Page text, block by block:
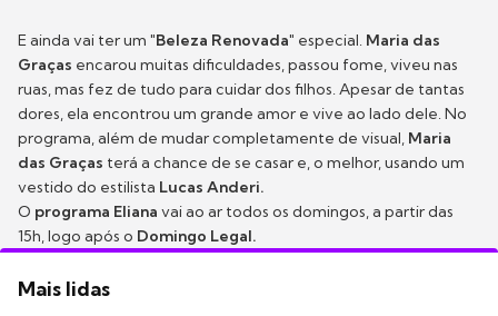
E ainda vai ter um "Beleza Renovada" especial. Maria das
Graças encarou muitas dificuldades, passou fome, viveu nas
ruas, mas fez de tudo para cuidar dos filhos. Apesar de tantas
dores, ela encontrou um grande amor e vive ao lado dele. No
programa, além de mudar completamente de visual, Maria
das Graças terá a chance de se casar e, o melhor, usando um
vestido do estilista Lucas Anderi.
O programa Eliana vai ao ar todos os domingos, a partir das
15h, logo após o Domingo Legal.
Mais lidas